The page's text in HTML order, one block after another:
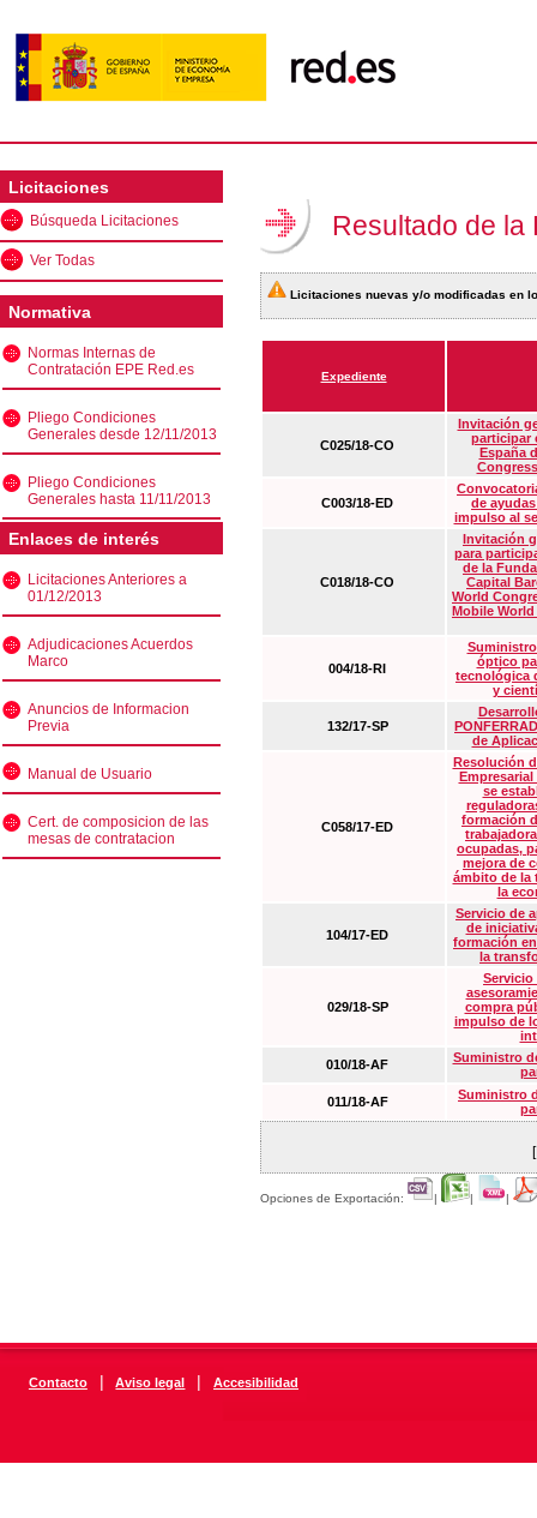
Licitaciones
Búsqueda Licitaciones
Ver Todas
Normativa
Normas Internas de
Contratación EPE Red.es
Pliego Condiciones
Generales desde 12/11/2013
Pliego Condiciones
Generales hasta 11/11/2013
Enlaces de interés
Licitaciones Anteriores a
01/12/2013
Adjudicaciones Acuerdos
Marco
Anuncios de Informacion
Previa
Manual de Usuario
Cert. de composicion de las
mesas de contratacion
Resultado de la
Licitaciones nuevas y/o modificadas en
Expediente
C025/18-CO
Invitación
participar
España
C003/18-ED
de
impulso al
C018/18-CO
Invitación
para
de la
Capital
World
Mobile
004/18-RI
óptico
tecnológica
y
132/17-SP
de
C058/17-ED
Resolución
Empresarial
se
formación
ocupadas,
mejora de
ámbito de la
la
104/17-ED
Servicio de
de
formación
la
029/18-SP
Servicio
compra
impulso de
010/18-AF
Suministro
011/18-AF
Suministro
Opciones de Exportación: | | |
Contacto | Aviso legal | Accesibilidad